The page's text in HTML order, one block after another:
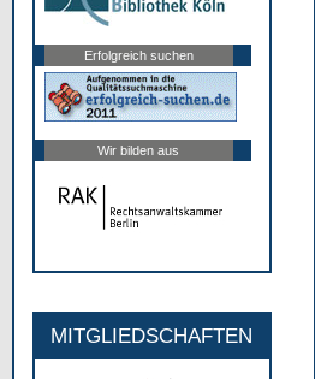
Erfolgreich suchen
Wir bilden aus
MITGLIEDSCHAFTEN